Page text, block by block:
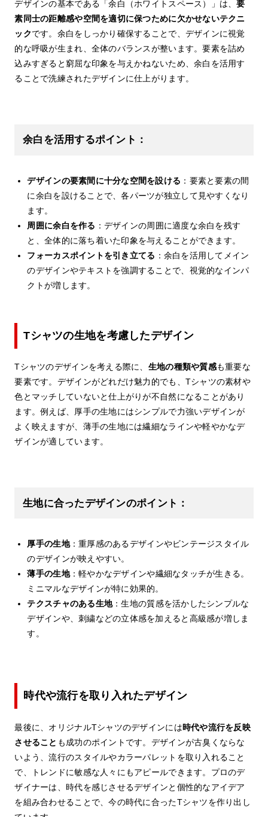
デザインの基本である「余白（ホワイトスペース）」は、要
素同士の距離感や空間を適切に保つために欠かせないテクニ
ックです。余白をしっかり確保することで、デザインに視覚
的な呼吸が生まれ、全体のバランスが整います。要素を詰め
込みすぎると窮屈な印象を与えかねないため、余白を活用す
ることで洗練されたデザインに仕上がります。
余白を活用するポイント：
デザインの要素間に十分な空間を設ける ：要素と要素の間
に余白を設けることで、各パーツが独立して見やすくなり
ます。
周囲に余白を作る ：デザインの周囲に適度な余白を残す
と、全体的に落ち着いた印象を与えることができます。
フォーカスポイントを引き立てる ：余白を活用してメイン
のデザインやテキストを強調することで、視覚的なインパ
クトが増します。
Tシャツの生地を考慮したデザイン
Tシャツのデザインを考える際に、 生地の種類や質感も重要な
要素です。デザインがどれだけ魅力的でも、Tシャツの素材や
色とマッチしていないと仕上がりが不自然になることがあり
ます。例えば、厚手の生地にはシンプルで力強いデザインが
よく映えますが、薄手の生地には繊細なラインや軽やかなデ
ザインが適しています。
生地に合ったデザインのポイント：
厚手の生地：重厚感のあるデザインやビンテージスタイル
のデザインが映えやすい。
薄手の生地：軽やかなデザインや繊細なタッチが生きる。
ミニマルなデザインが特に効果的。
テクスチャのある生地：生地の質感を活かしたシンプルな
デザインや、刺繍などの立体感を加えると高級感が増しま
す。
時代や流行を取り入れたデザイン
最後に、オリジナルTシャツのデザインには時代や流行を反映
させること も成功のポイントです。デザインが古臭くならな
いよう、流行のスタイルやカラーパレットを取り入れること
で、トレンドに敏感な人々にもアピールできます。プロのデ
ザイナーは、時代を感じさせるデザインと個性的なアイデア
を組み合わせることで、今の時代に合ったTシャツを作り出し